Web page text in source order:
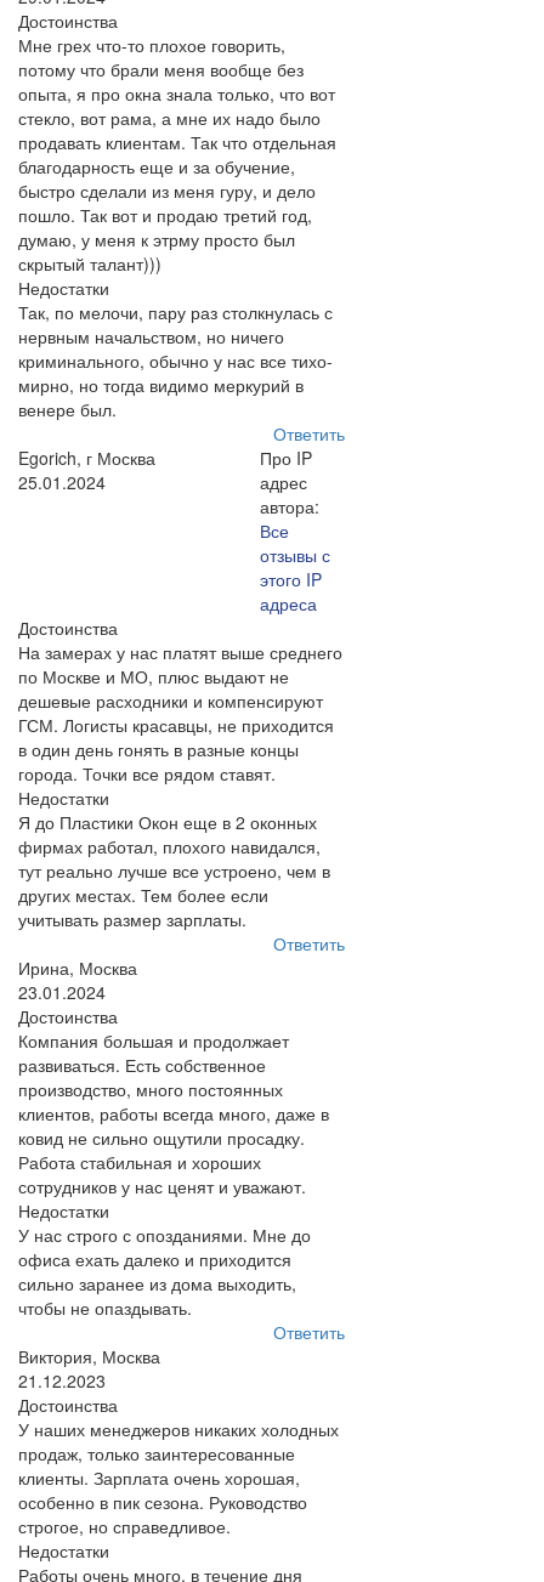
Достоинства
Мне грех что-то плохое говорить,
потому что брали меня вообще без
опыта, я про окна знала только, что вот
стекло, вот рама, а мне их надо было
продавать клиентам. Так что отдельная
благодарность еще и за обучение,
быстро сделали из меня гуру, и дело
пошло. Так вот и продаю третий год,
думаю, у меня к этрму просто был
скрытый талант)))
Недостатки
Так, по мелочи, пару раз столкнулась с
нервным начальством, но ничего
криминального, обычно у нас все тихо-
мирно, но тогда видимо меркурий в
венере был.
Ответить
Egorich, г Москва
25.01.2024
Про IP
адрес
автора:
Все
отзывы с
этого IP
адреса
Достоинства
На замерах у нас платят выше среднего
по Москве и МО, плюс выдают не
дешевые расходники и компенсируют
ГСМ. Логисты красавцы, не приходится
в один день гонять в разные концы
города. Точки все рядом ставят.
Недостатки
Я до Пластики Окон еще в 2 оконных
фирмах работал, плохого навидался,
тут реально лучше все устроено, чем в
других местах. Тем более если
учитывать размер зарплаты.
Ответить
Ирина, Москва
23.01.2024
Достоинства
Компания большая и продолжает
развиваться. Есть собственное
производство, много постоянных
клиентов, работы всегда много, даже в
ковид не сильно ощутили просадку.
Работа стабильная и хороших
сотрудников у нас ценят и уважают.
Недостатки
У нас строго с опозданиями. Мне до
офиса ехать далеко и приходится
сильно заранее из дома выходить,
чтобы не опаздывать.
Ответить
Виктория, Москва
21.12.2023
Достоинства
У наших менеджеров никаких холодных
продаж, только заинтересованные
клиенты. Зарплата очень хорошая,
особенно в пик сезона. Руководство
строгое, но справедливое.
Недостатки
Работы очень много, в течение дня